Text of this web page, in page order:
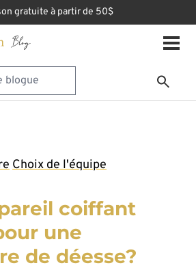
gratuite à partir de 50$
Choix de l'équipe
coiffant
une
de déesse?